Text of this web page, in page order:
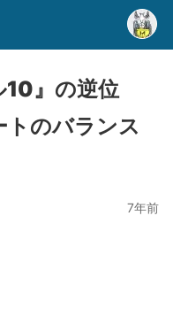
』の逆位
トのバランス
7年前